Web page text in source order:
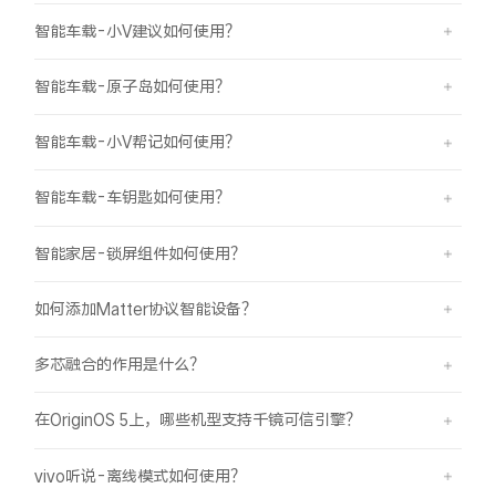
智能车载-小V建议如何使用？
智能车载-原子岛如何使用？
智能车载-小V帮记如何使用？
智能车载-车钥匙如何使用？
智能家居-锁屏组件如何使用？
如何添加Matter协议智能设备？
多芯融合的作用是什么？
在OriginOS 5上，哪些机型支持千镜可信引擎？
vivo听说-离线模式如何使用？